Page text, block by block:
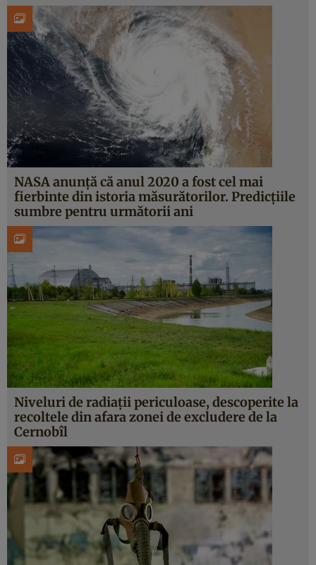
NASA anunță că anul 2020 a fost cel mai
fierbinte din istoria măsurătorilor. Predicțiile
sumbre pentru următorii ani
Niveluri de radiații periculoase, descoperite la
recoltele din afara zonei de excludere de la
Cernobîl